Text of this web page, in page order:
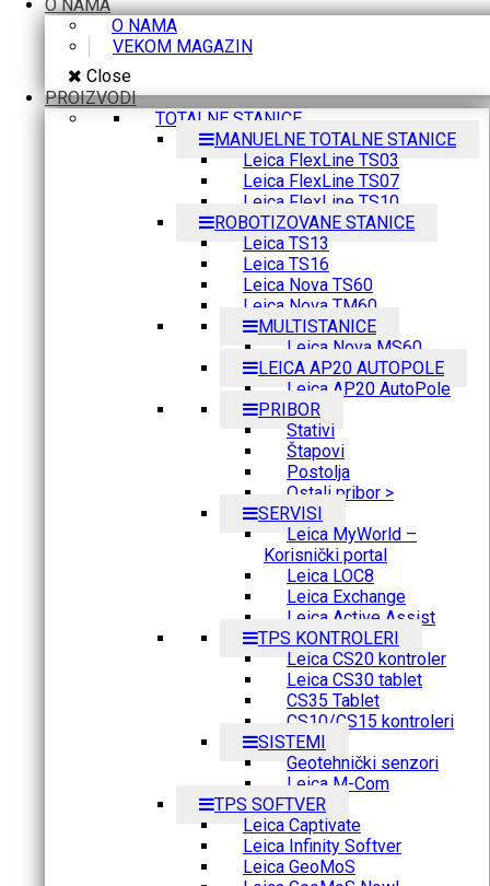
O NAMA
O NAMA
VEKOM MAGAZIN
Close
PROIZVODI
TOTALNE STANICE
MANUELNE TOTALNE STANICE
Leica FlexLine TS03
Leica FlexLine TS07
Leica FlexLine TS10
ROBOTIZOVANE STANICE
Leica TS13
Leica TS16
Leica Nova TS60
Leica Nova TM60
MULTISTANICE
Leica Nova MS60
LEICA AP20 AUTOPOLE
Leica AP20 AutoPole
PRIBOR
Stativi
Štapovi
Postolja
Ostali pribor >
SERVISI
Leica MyWorld –
Korisnički portal
Leica LOC8
Leica Exchange
Leica Active Assist
TPS KONTROLERI
Leica CS20 kontroler
Leica CS30 tablet
CS35 Tablet
CS10/CS15 kontroleri
SISTEMI
Geotehnički senzori
Leica M-Com
TPS SOFTVER
Leica Captivate
Leica Infinity Softver
Leica GeoMoS